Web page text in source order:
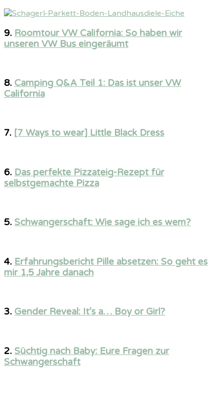
9. Roomtour VW California: So haben wir
unseren VW Bus eingeräumt
8. Camping Q&A Teil 1: Das ist unser VW
California
7. [7 Ways to wear] Little Black Dress
6. Das perfekte Pizzateig-Rezept für
selbstgemachte Pizza
5. Schwangerschaft: Wie sage ich es wem?
4. Erfahrungsbericht Pille absetzen: So geht es
mir 1,5 Jahre danach
3. Gender Reveal: It’s a… Boy or Girl?
2. Süchtig nach Baby: Eure Fragen zur
Schwangerschaft